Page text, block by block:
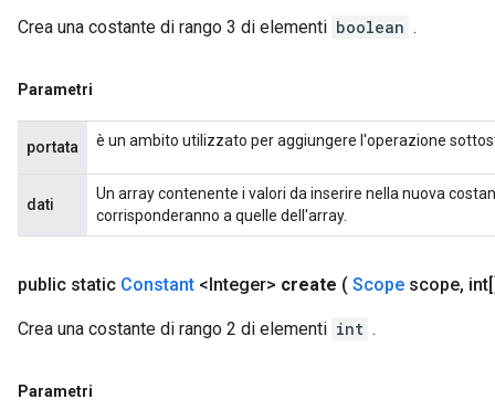
Crea una costante di rango 3 di elementi boolean .
Parametri
portata è un ambito utilizzato per aggiungere l'operazione
dati
Un array contenente i valori da inserire nella nuova
corrisponderanno a quelle dell'array.
public static Constant <Integer> create ( Scope scope,
Crea una costante di rango 2 di elementi int .
Parametri